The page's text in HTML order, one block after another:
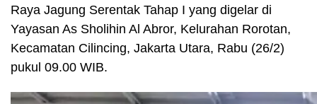
Raya Jagung Serentak Tahap I yang digelar di
Yayasan As Sholihin Al Abror, Kelurahan Rorotan,
Kecamatan Cilincing, Jakarta Utara, Rabu (26/2)
pukul 09.00 WIB.